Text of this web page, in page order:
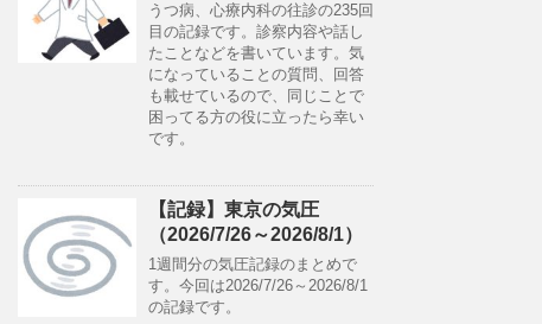
うつ病、心療内科の往診の235回
目の記録です。診察内容や話し
たことなどを書いています。気
になっていることの質問、回答
も載せているので、同じことで
困ってる方の役に立ったら幸い
です。
【記録】東京の気圧
（2026/7/26～2026/8/1）
1週間分の気圧記録のまとめで
す。今回は2026/7/26～2026/8/1
の記録です。